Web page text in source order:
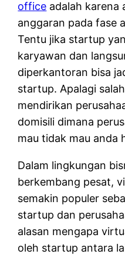
office adalah karena
anggaran pada fase
Tentu jika startup
karyawan dan
diperkantoran bisa
startup. Apalagi
mendirikan
domisili dimana
mau tidak mau anda
Dalam lingkungan
berkembang pesat,
semakin populer
startup dan
alasan mengapa
oleh startup antara